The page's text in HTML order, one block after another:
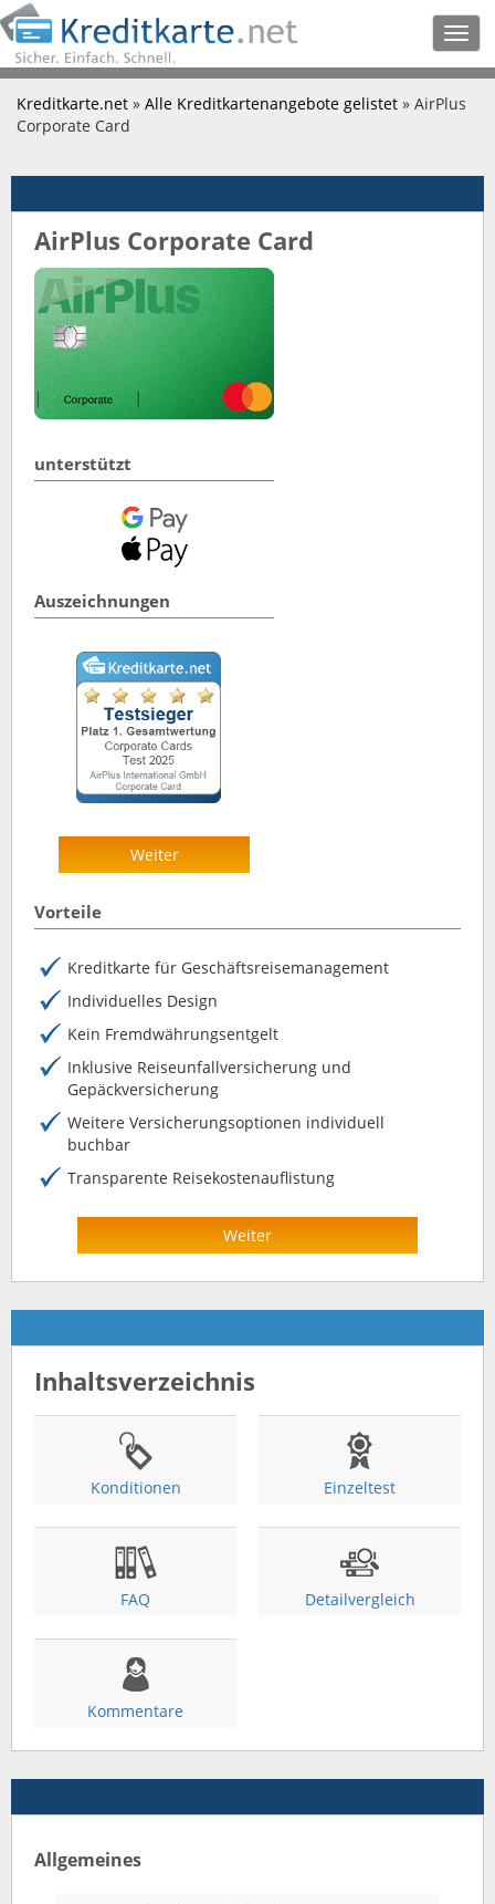
Kreditkarte.net » Alle Kreditkartenangebote gelistet » AirPlus
Corporate Card
AirPlus Corporate Card
unterstützt
Auszeichnungen
Weiter
Vorteile
Kreditkarte für Geschäftsreisemanagement
Individuelles Design
Kein Fremdwährungsentgelt
Inklusive Reiseunfallversicherung und
Gepäckversicherung
Weitere Versicherungsoptionen individuell
buchbar
Transparente Reisekostenauflistung
Weiter
Inhaltsverzeichnis
Konditionen Einzeltest
FAQ Detailvergleich
Kommentare
Allgemeines